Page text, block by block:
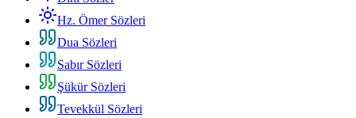
Hz. Ömer Sözleri
Dua Sözleri
Sabır Sözleri
Şükür Sözleri
Tevekkül Sözleri